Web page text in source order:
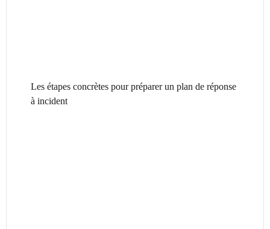
Les étapes concrètes pour préparer un plan de réponse
à incident